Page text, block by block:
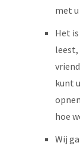
met u
Het
kunt
hoe
Wij